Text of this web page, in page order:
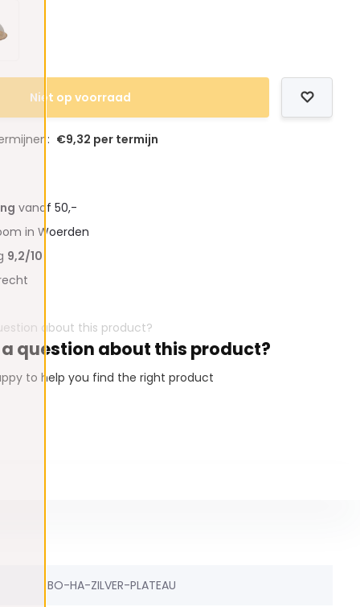
Niet op voorraad
€9,32 per termijn
vanaf 50,-
in Woerden
9,2/10
a question about this product?
to help you find the right product
BO-HA-ZILVER-PLATEAU